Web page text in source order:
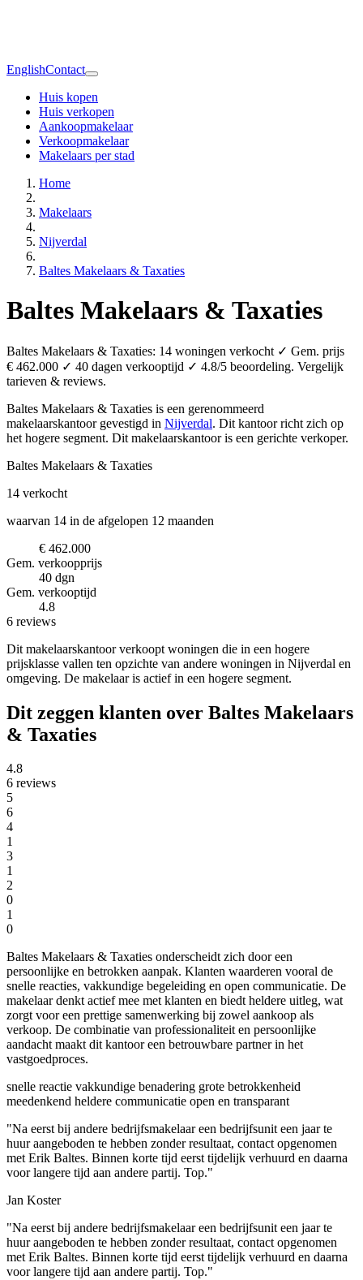
EnglishContact
Huis kopen
Huis verkopen
Aankoopmakelaar
Verkoopmakelaar
Makelaars per stad
Home
Makelaars
Nijverdal
Baltes Makelaars & Taxaties
Baltes Makelaars & Taxaties
Baltes Makelaars & Taxaties: 14 woningen verkocht ✓ Gem. prijs
€ 462.000 ✓ 40 dagen verkooptijd ✓ 4.8/5 beoordeling. Vergelijk
tarieven & reviews.
Baltes Makelaars & Taxaties is een gerenommeerd
makelaarskantoor gevestigd in Nijverdal. Dit kantoor richt zich op
het hogere segment. Dit makelaarskantoor is een gerichte verkoper.
Baltes Makelaars & Taxaties
14 verkocht
waarvan 14 in de afgelopen 12 maanden
€ 462.000
Gem. verkoopprijs
40 dgn
Gem. verkooptijd
4.8
6 reviews
Dit makelaarskantoor verkoopt woningen die in een hogere
prijsklasse vallen ten opzichte van andere woningen in Nijverdal en
omgeving. De makelaar is actief in een hogere segment.
Dit zeggen klanten over Baltes Makelaars
& Taxaties
4.8
6 reviews
5
6
4
1
3
1
2
0
1
0
Baltes Makelaars & Taxaties onderscheidt zich door een
persoonlijke en betrokken aanpak. Klanten waarderen vooral de
snelle reacties, vakkundige begeleiding en open communicatie. De
makelaar denkt actief mee met klanten en biedt heldere uitleg, wat
zorgt voor een prettige samenwerking bij zowel aankoop als
verkoop. De combinatie van professionaliteit en persoonlijke
aandacht maakt dit kantoor een betrouwbare partner in het
vastgoedproces.
snelle reactie vakkundige benadering grote betrokkenheid
meedenkend heldere communicatie open en transparant
"Na eerst bij andere bedrijfsmakelaar een bedrijfsunit een jaar te
huur aangeboden te hebben zonder resultaat, contact opgenomen
met Erik Baltes. Binnen korte tijd eerst tijdelijk verhuurd en daarna
voor langere tijd aan andere partij. Top."
Jan Koster
"Na eerst bij andere bedrijfsmakelaar een bedrijfsunit een jaar te
huur aangeboden te hebben zonder resultaat, contact opgenomen
met Erik Baltes. Binnen korte tijd eerst tijdelijk verhuurd en daarna
voor langere tijd aan andere partij. Top."